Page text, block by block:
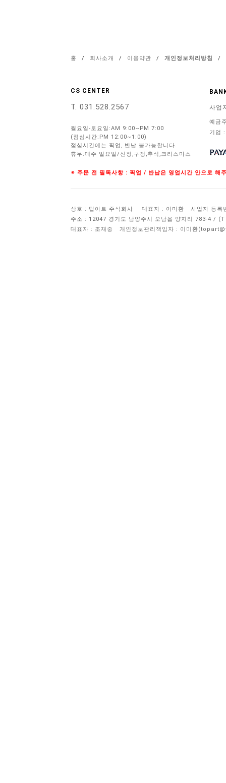
홈 / 회사소개 / 이용약관 / 개인정보처리방침 /
CS CENTER
T. 031.528.2567
월요일-토요일:AM 9:00~PM 7:00
(점심시간:PM 12:00~1:00)
점심시간에는 픽업, 반납 불가능합니다.
휴무:매주 일요일/신정,구정,추석,크리스마스
사업
예금
기업
※ 주문 전 필독사항 : 픽업 / 반납은 영업시간 안으로 해
상호 : 탑아트 주식회사 대표자 : 이미환
사업자 등록
주소 : 12047 경기도 남양주시 오남읍 양지리 783-4 /
대표자 : 조재중
개인정보관리책임자 : 이미환